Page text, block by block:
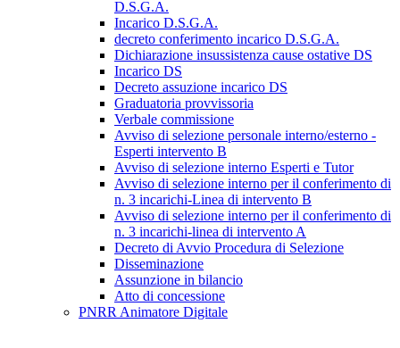
D.S.G.A.
Incarico D.S.G.A.
decreto conferimento incarico D.S.G.A.
Dichiarazione insussistenza cause ostative DS
Incarico DS
Decreto assuzione incarico DS
Graduatoria provvissoria
Verbale commissione
Avviso di selezione personale interno/esterno -
Esperti intervento B
Avviso di selezione interno Esperti e Tutor
Avviso di selezione interno per il conferimento di
n. 3 incarichi-Linea di intervento B
Avviso di selezione interno per il conferimento di
n. 3 incarichi-linea di intervento A
Decreto di Avvio Procedura di Selezione
Disseminazione
Assunzione in bilancio
Atto di concessione
PNRR Animatore Digitale